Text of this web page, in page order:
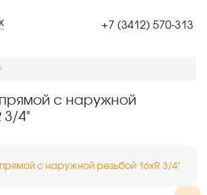
+7 (3412) 570-313
с наружной
3/4"